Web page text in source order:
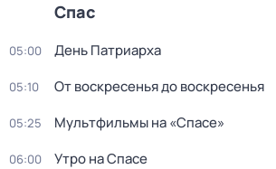
Спас
05:00 День Патриарха
05:10 От воскресенья до воскресенья
05:25 Мультфильмы на «Спасе»
06:00 Утро на Спасе